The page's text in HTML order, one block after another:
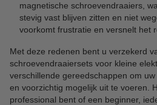
magnetische schroevendraaiers,
stevig vast blijven zitten en niet
voorkomt frustratie en versnelt het
Met deze redenen bent u verzekerd
schroevendraaiersets voor kleine
verschillende gereedschappen om
en voorzichtig mogelijk uit te voeren.
professional bent of een beginner,